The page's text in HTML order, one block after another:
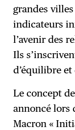
grandes
indicateurs
l’avenir des
Ils
d’équilibre
Le concept
annoncé lors
Macron «